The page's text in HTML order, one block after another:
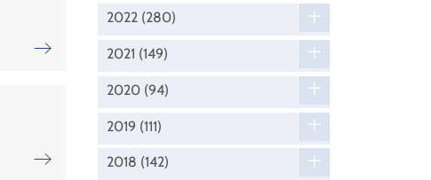
2022 (280)
2021 (149)
2020 (94)
2019 (111)
2018 (142)